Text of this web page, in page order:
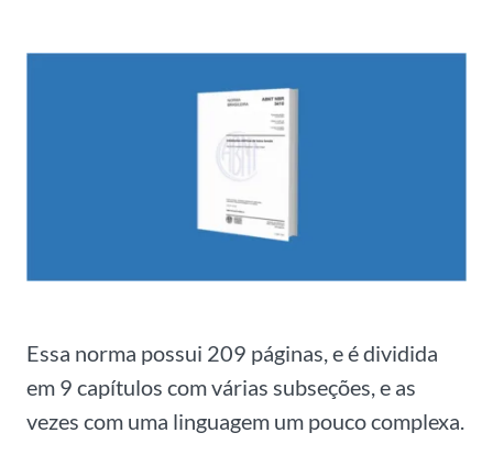
Essa norma possui 209 páginas, e é dividida
em 9 capítulos com várias subseções, e as
vezes com uma linguagem um pouco complexa.